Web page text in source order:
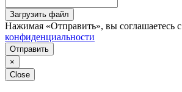
Загрузить файл
Нажимая «Отправить», вы соглашаетесь с
конфиденциальности
Отправить
×
Close